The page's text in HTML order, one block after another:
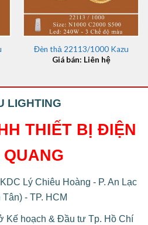
Đèn thả 22113/1000 Kazu
Giá bán: Liên hệ
LIGHTING
THIẾT BỊ ĐIỆN
QUANG
Lý Chiêu Hoàng - P. An Lạc
Tân) - TP. HCM
Kế hoạch & Đầu tư Tp. Hồ Chí